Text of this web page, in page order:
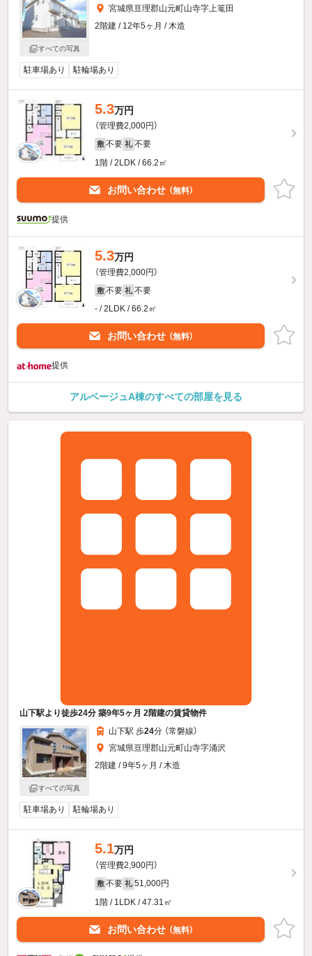
すべての写真
宮城県亘理郡山元町山寺字上篭田
2階建 / 12年5ヶ月 / 木造
駐車場あり 駐輪場あり
5.3万円
（管理費2,000円）
敷 不要 礼 不要
1階 / 2LDK / 66.2㎡
お問い合わせ （無料）
提供
5.3万円
（管理費2,000円）
敷 不要 礼 不要
- / 2LDK / 66.2㎡
お問い合わせ （無料）
提供
アルベージュA棟のすべての部屋を見る
山下駅より徒歩24分 築9年5ヶ月 2階建の賃貸物件
すべての写真
山下駅 歩24分 （常磐線）
宮城県亘理郡山元町山寺字涌沢
2階建 / 9年5ヶ月 / 木造
駐車場あり 駐輪場あり
5.1万円
（管理費2,900円）
敷 不要 礼 51,000円
1階 / 1LDK / 47.31㎡
お問い合わせ （無料）